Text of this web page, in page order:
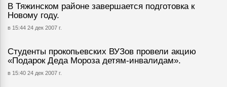
В Тяжинском районе завершается подготовка к
Новому году.
в 15:44 24 дек 2007 г.
Студенты прокопьевских ВУЗов провели акцию
«Подарок Деда Мороза детям-инвалидам».
в 15:40 24 дек 2007 г.